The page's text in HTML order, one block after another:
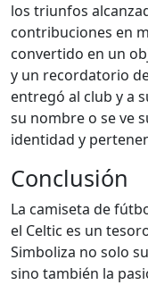
los triunfos
contribuciones en
convertido en un
y un recordatorio
entregó al club y a
su nombre o se ve
identidad y
Conclusión
La camiseta de
el Celtic es un
Simboliza no solo
sino también la